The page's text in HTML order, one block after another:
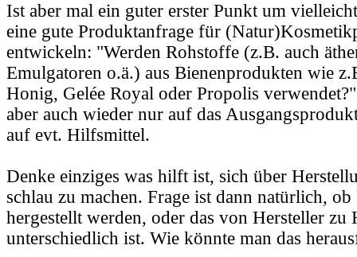
Ist aber mal ein guter erster Punkt um
eine gute Produktanfrage für
entwickeln: "Werden Rohstoffe (z.B. auch
Emulgatoren o.ä.) aus Bienenprodukten wie
Honig, Gelée Royal oder Propolis
aber auch wieder nur auf das
auf evt. Hilfsmittel.
Denke einziges was hilft ist, sich über
schlau zu machen. Frage ist dann natürlich,
hergestellt werden, oder das von Hersteller zu
unterschiedlich ist. Wie könnte man das